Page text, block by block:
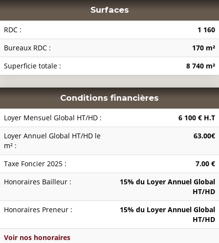
Surfaces
RDC :
1 160
Bureaux RDC :
170 m²
Superficie totale :
8 740 m²
Conditions financières
Loyer Mensuel Global HT/HD :
6 100 € H.T
Loyer Annuel Global HT/HD le
m² :
63.00€
Taxe Foncier 2025 :
7.00 €
Honoraires Bailleur :
15% du Loyer Annuel Global
HT/HD
Honoraires Preneur :
15% du Loyer Annuel Global
HT/HD
Voir nos honoraires